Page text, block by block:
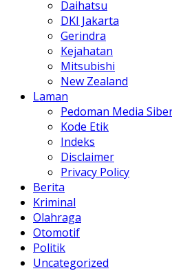
Daihatsu
DKI Jakarta
Gerindra
Kejahatan
Mitsubishi
New Zealand
Laman
Pedoman Media
Kode Etik
Indeks
Disclaimer
Privacy Policy
Berita
Kriminal
Olahraga
Otomotif
Politik
Uncategorized